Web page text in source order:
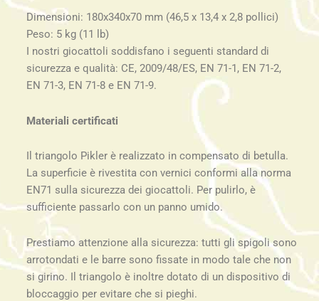
Dimensioni: 180x340x70 mm (46,5 x 13,4 x 2,8 pollici)
Peso: 5 kg (11 lb)
I nostri giocattoli soddisfano i seguenti standard di
sicurezza e qualità: CE, 2009/48/ES, EN 71-1, EN 71-2,
EN 71-3, EN 71-8 e EN 71-9.
Materiali certificati
Il triangolo Pikler è realizzato in compensato di betulla.
La superficie è rivestita con vernici conformi alla norma
EN71 sulla sicurezza dei giocattoli. Per pulirlo, è
sufficiente passarlo con un panno umido.
Prestiamo attenzione alla sicurezza: tutti gli spigoli sono
arrotondati e le barre sono fissate in modo tale che non
si girino. Il triangolo è inoltre dotato di un dispositivo di
bloccaggio per evitare che si pieghi.